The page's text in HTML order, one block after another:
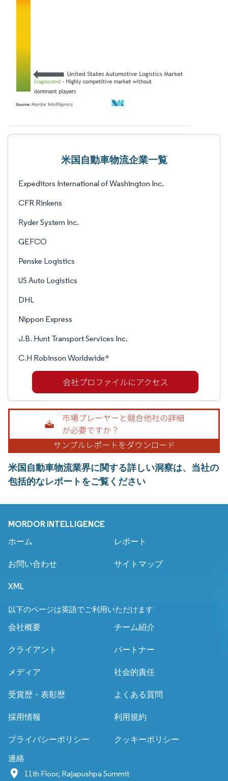
米国自動車物流企業一覧
Expeditors International of Washington Inc.
CFR Rinkens
Ryder System Inc.
GEFCO
Penske Logistics
US Auto Logistics
DHL
Nippon Express
J.B. Hunt Transport Services Inc.
C.H Robinson Worldwide*
米国自動車物流業界に関する詳しい洞察は、当社の
包括的なレポートをご覧ください
MORDOR INTELLIGENCE
ホーム レポート
お問い合わせ サイトマップ
XML
以下のページは英語でご利用いただけます
会社概要 チーム紹介
クライアント パートナー
メディア 社会的責任
受賞歴・表彰歴 よくある質問
採用情報 利用規約
プライバシーポリシー クッキーポリシー
連絡
11th Floor, Rajapushpa Summit